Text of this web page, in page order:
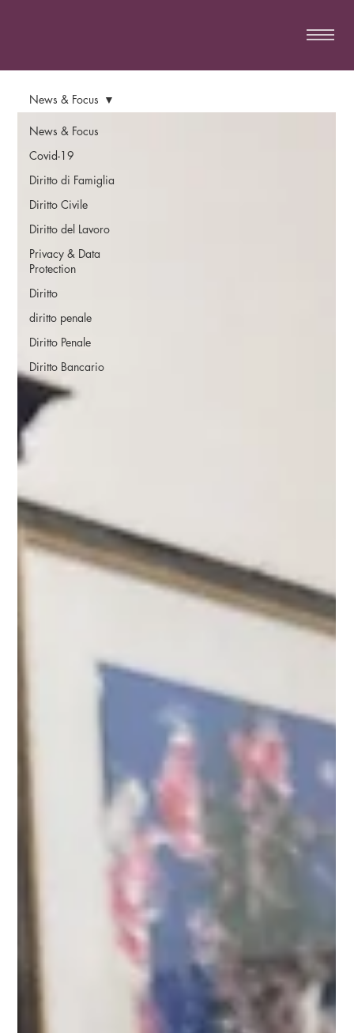
News & Focus
Covid-19
Diritto di Famiglia
Diritto Civile
Diritto del Lavoro
Privacy & Data
Protection
Diritto
diritto penale
Diritto Penale
Diritto Bancario
News & Focus